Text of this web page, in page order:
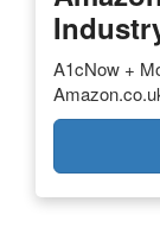
A1cNow +